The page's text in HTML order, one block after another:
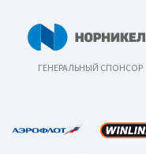
ГЕНЕРАЛЬНЫЙ СПОНСОР